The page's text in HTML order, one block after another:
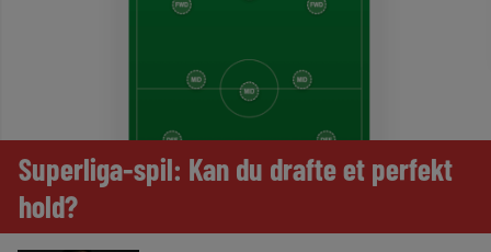
Superliga-spil: Kan du drafte et perfekt
hold?